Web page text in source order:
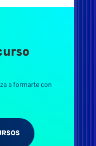
a formarte con